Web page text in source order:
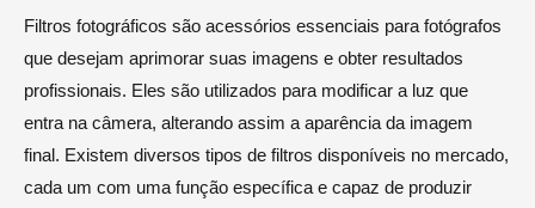
Filtros fotográficos são acessórios essenciais para fotógrafos
que desejam aprimorar suas imagens e obter resultados
profissionais. Eles são utilizados para modificar a luz que
entra na câmera, alterando assim a aparência da imagem
final. Existem diversos tipos de filtros disponíveis no mercado,
cada um com uma função específica e capaz de produzir